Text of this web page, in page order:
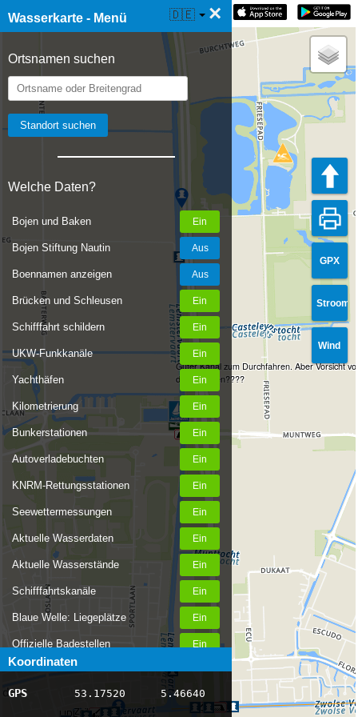
Wasserkarte - Menü ×
Ortsnamen suchen
Welche Daten?
Bojen und Baken
Bojen Stiftung Nautin
Boennamen anzeigen
Brücken und Schleusen
Schifffahrt schildern
UKW-Funkkanäle
Yachthäfen
Kilometrierung
Bunkerstationen
Autoverladebuchten
KNRM-Rettungsstationen
Seewettermessungen
Aktuelle Wasserdaten
Aktuelle Wasserstände
Schifffahrtskanäle
Blaue Welle: Liegeplätze
Offizielle Badestellen
Nachrichten Binnenschifffahrt
AIS-Schiffspositionen
Koordinaten
GPS 53.17520 5.46640
☰ Wasserkarte Live 🇩🇪
GPX
Stroom
Wind
LIDLZeit
Guter Kanal zum Durchfahren. Aber Vorsicht
den Pflanzen????